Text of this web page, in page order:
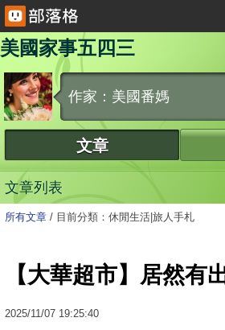
美國家事五四三
作家：美國番媽
文章
文章列表
所有文章 / 目前分類：休閒生活|旅人手札
【大華超市】居然有
2025/11/07 19:25:40